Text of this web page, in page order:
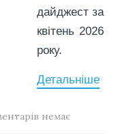
дайджест за
квітень 2026
року.
Детальніше
немає